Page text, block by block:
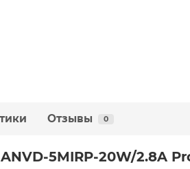
Отзывы 0
5MIRP-20W/2.8A